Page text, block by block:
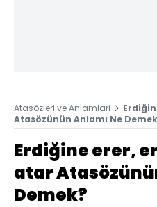
Atasözleri ve Anlamlari
Atasözünün Anlamı Ne
Erdiğine erer,
atar
Demek?